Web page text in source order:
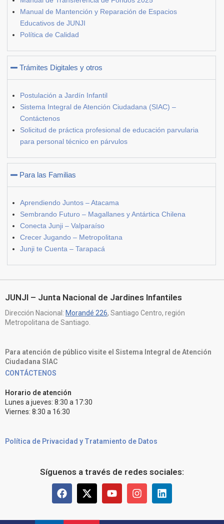
Manual de Mantención y Reparación de Espacios
Educativos de JUNJI
Política de Calidad
Trámites Digitales y otros
Postulación a Jardín Infantil
Sistema Integral de Atención Ciudadana (SIAC) –
Contáctenos
Solicitud de práctica profesional de educación parvularia
para personal técnico en párvulos
Para las Familias
Aprendiendo Juntos – Atacama
Sembrando Futuro – Magallanes y Antártica Chilena
Conecta Junji – Valparaíso
Crecer Jugando – Metropolitana
Junji te Cuenta – Tarapacá
JUNJI – Junta Nacional de Jardines Infantiles
Dirección Nacional: Morandé 226, Santiago Centro, región
Metropolitana de Santiago.
Para atención de público visite el Sistema Integral de Atención
Ciudadana SIAC
CONTÁCTENOS
Horario de atención
Lunes a jueves: 8:30 a 17:30
Viernes: 8:30 a 16:30
Política de Privacidad y Tratamiento de Datos
Síguenos a través de redes sociales: